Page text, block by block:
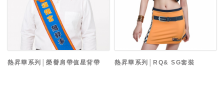
熱昇華系列│榮譽肩帶值星背帶 熱昇華系列│RQ& SG套裝